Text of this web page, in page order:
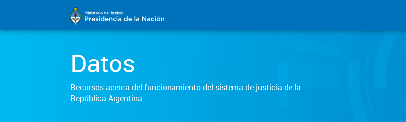
Datos
Recursos acerca del funcionamiento del sistema de justicia de la
República Argentina.